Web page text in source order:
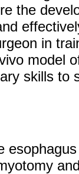
the
in
model
skills to